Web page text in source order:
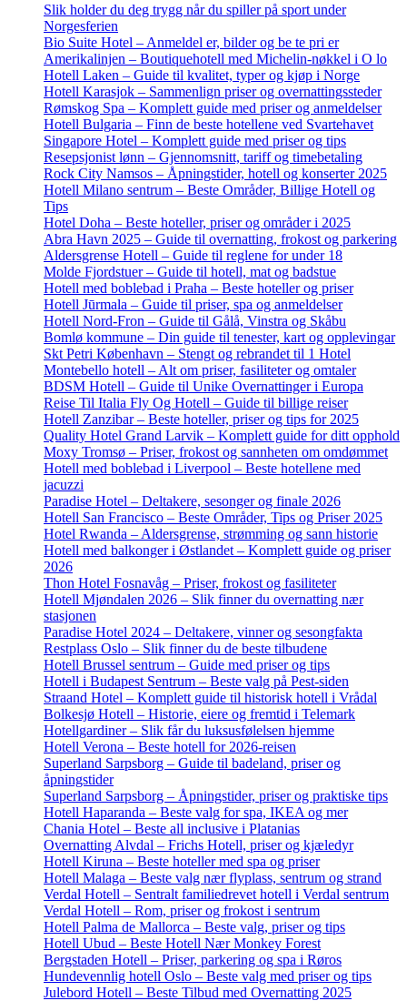
Slik holder du deg trygg når du spiller på sport under
Norgesferien
Bio Suite Hotel – Anmeldel er, bilder og be te pri er
Amerikalinjen – Boutiquehotell med Michelin-nøkkel i O lo
Hotell Laken – Guide til kvalitet, typer og kjøp i Norge
Hotell Karasjok – Sammenlign priser og overnattingssteder
Rømskog Spa – Komplett guide med priser og anmeldelser
Hotell Bulgaria – Finn de beste hotellene ved Svartehavet
Singapore Hotel – Komplett guide med priser og tips
Resepsjonist lønn – Gjennomsnitt, tariff og timebetaling
Rock City Namsos – Åpningstider, hotell og konserter 2025
Hotell Milano sentrum – Beste Områder, Billige Hotell og
Tips
Hotel Doha – Beste hoteller, priser og områder i 2025
Abra Havn 2025 – Guide til overnatting, frokost og parkering
Aldersgrense Hotell – Guide til reglene for under 18
Molde Fjordstuer – Guide til hotell, mat og badstue
Hotell med boblebad i Praha – Beste hoteller og priser
Hotell Jūrmala – Guide til priser, spa og anmeldelser
Hotell Nord-Fron – Guide til Gålå, Vinstra og Skåbu
Bomlø kommune – Din guide til tenester, kart og opplevingar
Skt Petri København – Stengt og rebrandet til 1 Hotel
Montebello hotell – Alt om priser, fasiliteter og omtaler
BDSM Hotell – Guide til Unike Overnattinger i Europa
Reise Til Italia Fly Og Hotell – Guide til billige reiser
Hotell Zanzibar – Beste hoteller, priser og tips for 2025
Quality Hotel Grand Larvik – Komplett guide for ditt opphold
Moxy Tromsø – Priser, frokost og sannheten om omdømmet
Hotell med boblebad i Liverpool – Beste hotellene med
jacuzzi
Paradise Hotel – Deltakere, sesonger og finale 2026
Hotell San Francisco – Beste Områder, Tips og Priser 2025
Hotel Rwanda – Aldersgrense, strømming og sann historie
Hotell med balkonger i Østlandet – Komplett guide og priser
2026
Thon Hotel Fosnavåg – Priser, frokost og fasiliteter
Hotell Mjøndalen 2026 – Slik finner du overnatting nær
stasjonen
Paradise Hotel 2024 – Deltakere, vinner og sesongfakta
Restplass Oslo – Slik finner du de beste tilbudene
Hotell Brussel sentrum – Guide med priser og tips
Hotell i Budapest Sentrum – Beste valg på Pest-siden
Straand Hotel – Komplett guide til historisk hotell i Vrådal
Bolkesjø Hotell – Historie, eiere og fremtid i Telemark
Hotellgardiner – Slik får du luksusfølelsen hjemme
Hotell Verona – Beste hotell for 2026-reisen
Superland Sarpsborg – Guide til badeland, priser og
åpningstider
Superland Sarpsborg – Åpningstider, priser og praktiske tips
Hotell Haparanda – Beste valg for spa, IKEA og mer
Chania Hotel – Beste all inclusive i Platanias
Overnatting Alvdal – Frichs Hotell, priser og kjæledyr
Hotell Kiruna – Beste hoteller med spa og priser
Hotell Malaga – Beste valg nær flyplass, sentrum og strand
Verdal Hotell – Sentralt familiedrevet hotell i Verdal sentrum
Verdal Hotell – Rom, priser og frokost i sentrum
Hotell Palma de Mallorca – Beste valg, priser og tips
Hotell Ubud – Beste Hotell Nær Monkey Forest
Bergstaden Hotell – Priser, parkering og spa i Røros
Hundevennlig hotell Oslo – Beste valg med priser og tips
Julebord Hotell – Beste Tilbud med Overnatting 2025